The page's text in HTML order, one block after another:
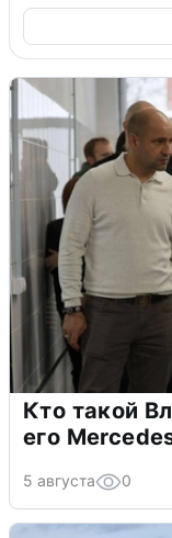
Кто такой
его
5 августа 0